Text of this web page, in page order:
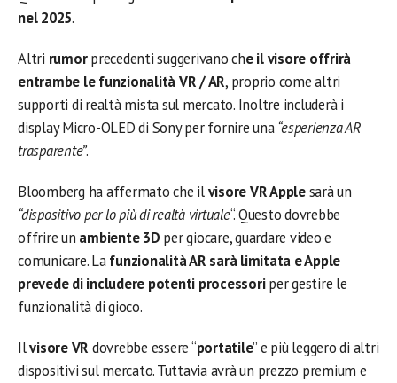
nel 2025.
Altri rumorprecedenti suggerivano che il visore offrirà
entrambe le funzionalità VR / AR, proprio come altri
supporti di realtà mista sul mercato. Inoltre includerà i
display Micro-OLED di Sony per fornire una“esperienza AR
trasparente”.
Bloomberg ha affermato che ilvisore VR Applesarà un
“dispositivo per lo più di realtà virtuale“. Questo dovrebbe
offrire un ambiente 3D per giocare, guardare video e
comunicare. Lafunzionalità AR sarà limitata e Apple
prevede di includere potenti processoriper gestire le
funzionalità di gioco.
Ilvisore VR dovrebbe essere “portatile” e più leggero di altri
dispositivi sul mercato. Tuttavia avrà un prezzo premium e